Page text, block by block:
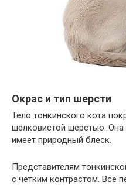
Окрас и тип шерсти
Тело тонкинского кота
шелковистой шерстью. Она
имеет природный блеск.
Представителям
с четким контрастом. Все